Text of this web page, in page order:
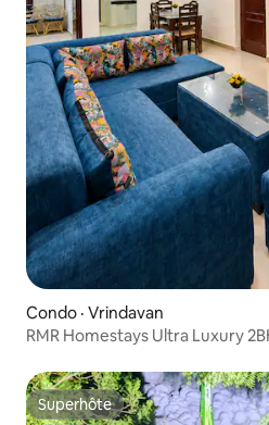
Condo · Vrindavan
RMR Homestays Ultra Luxury
Superhôte
Superhôte